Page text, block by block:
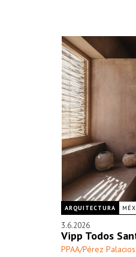
ARQUITECTURA
3.6.2026
Vipp Todos
PPAA/Pérez